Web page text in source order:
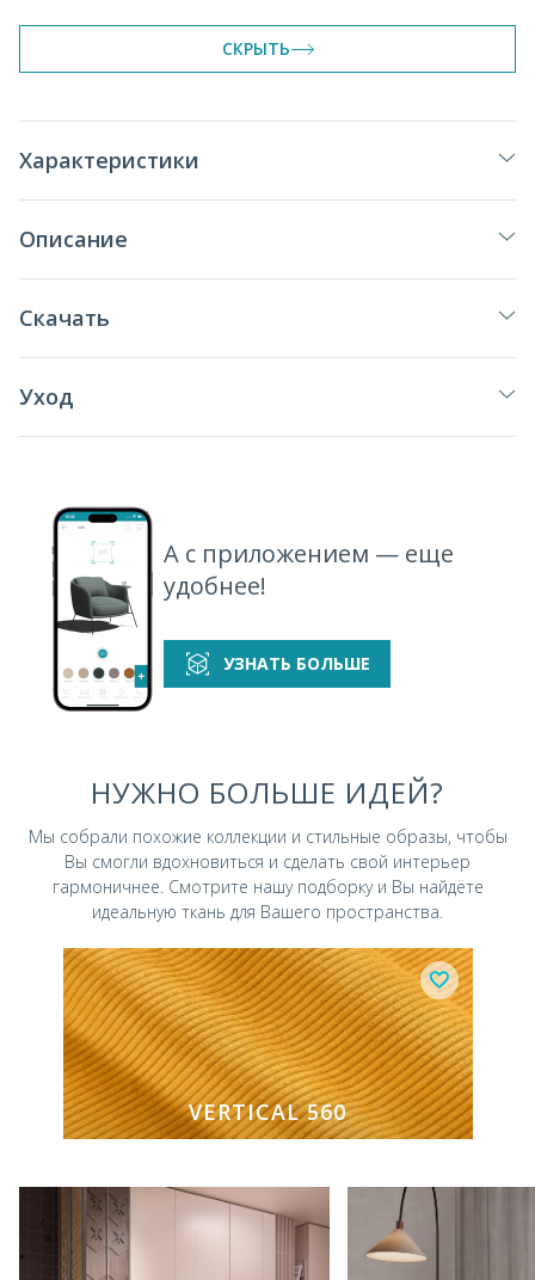
СКРЫТЬ
Характеристики
Описание
Скачать
Уход
А с приложением — еще
удобнее!
УЗНАТЬ БОЛЬШЕ
НУЖНО БОЛЬШЕ ИДЕЙ?
Мы собрали похожие коллекции и стильные образы, чтобы
Вы смогли вдохновиться и сделать свой интерьер
гармоничнее. Смотрите нашу подборку и Вы найдёте
идеальную ткань для Вашего пространства.
VERTICAL 560